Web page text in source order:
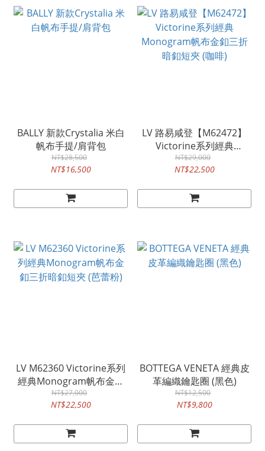
BALLY 新款Crystalia 米白
帆布手提/肩背包
NT$28,500
NT$16,500
LV 路易咸登【M62472】
Victorine系列經典
Monogram帆布金釦三折
暗釦短夾 (咖啡)
NT$29,000
NT$22,500
LV M62360 Victorine系列
經典Monogram帆布金釦
三折暗釦短夾 (芭蕾粉)
NT$27,000
NT$22,500
BOTTEGA VENETA 經典皮
革編織鑰匙圈 (黑色)
NT$12,500
NT$9,800